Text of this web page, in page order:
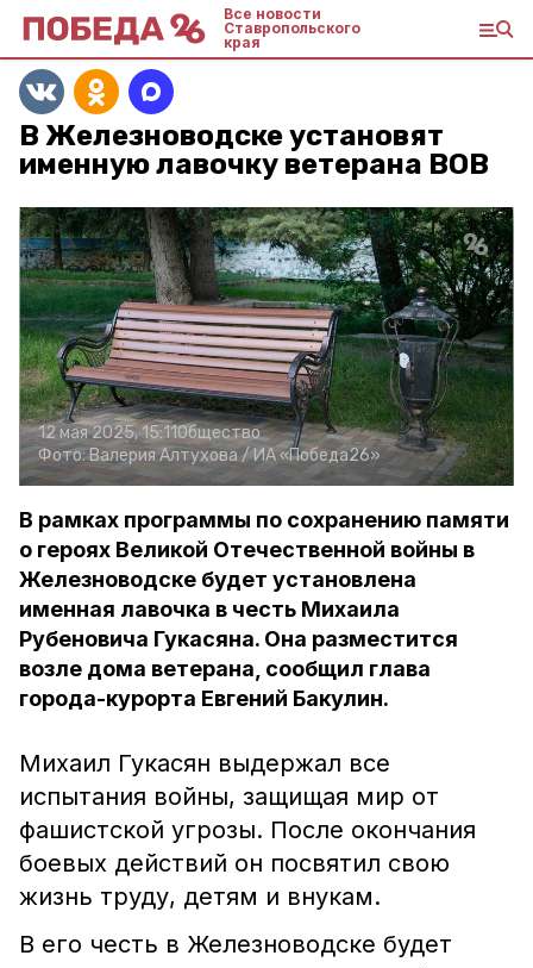
Все новости
Ставропольского
края
В Железноводске установят
именную лавочку ветерана ВОВ
12 мая 2025, 15:11Общество
Фото:Валерия Алтухова /ИА «Победа26»
В рамках программы по сохранению памяти
о героях Великой Отечественной войны в
Железноводске будет установлена
именная лавочка в честь Михаила
Рубеновича Гукасяна. Она разместится
возле дома ветерана, сообщил глава
города-курорта Евгений Бакулин.
Михаил Гукасян выдержал все
испытания войны, защищая мир от
фашистской угрозы. После окончания
боевых действий он посвятил свою
жизнь труду, детям и внукам.
В его честь в Железноводске будет